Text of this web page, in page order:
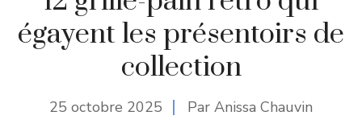
égayent les présentoirs de
collection
25 octobre 2025 Par Anissa Chauvin